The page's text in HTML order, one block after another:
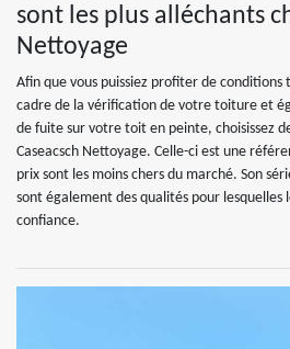
sont les plus alléchants
Nettoyage
Afin que vous puissiez profiter de conditions
cadre de la vérification de votre toiture et
de fuite sur votre toit en peinte, choisissez
Caseacsch Nettoyage. Celle-ci est une
prix sont les moins chers du marché. Son
sont également des qualités pour
confiance.